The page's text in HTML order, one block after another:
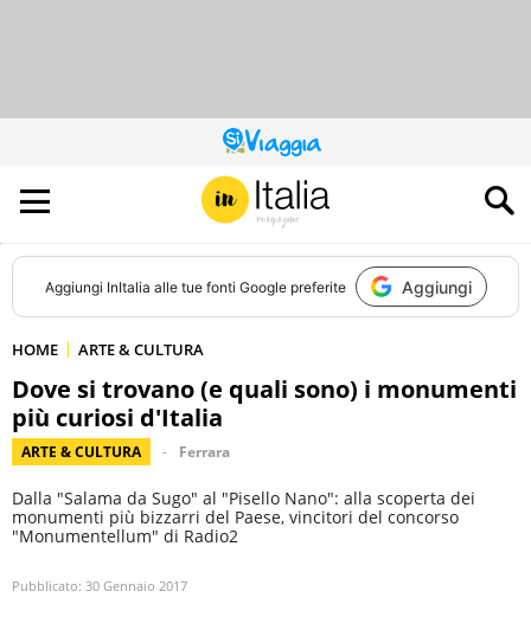
QUESTO
SITO
CONTRIBUISCE
ALL’AUDIENCE
DI
Aggiungi InItalia alle tue fonti Google preferite Aggiungi
HOME ARTE & CULTURA
Dove si trovano (e quali sono) i monumenti
più curiosi d'Italia
ARTE & CULTURA Ferrara
Dalla "Salama da Sugo" al "Pisello Nano": alla scoperta dei
monumenti più bizzarri del Paese, vincitori del concorso
"Monumentellum" di Radio2
Pubblicato: 30 Gennaio 2017